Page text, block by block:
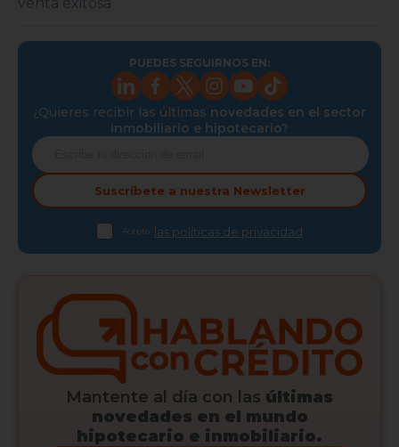
PUEDES SEGUIRNOS EN:
¿Quieres recibir las últimas novedades en el sector
inmobiliario e hipotecario?
Suscríbete a nuestra Newsletter
Acepto las políticas de privacidad
Mantente al día con las últimas
novedades en el mundo
hipotecario e inmobiliario.